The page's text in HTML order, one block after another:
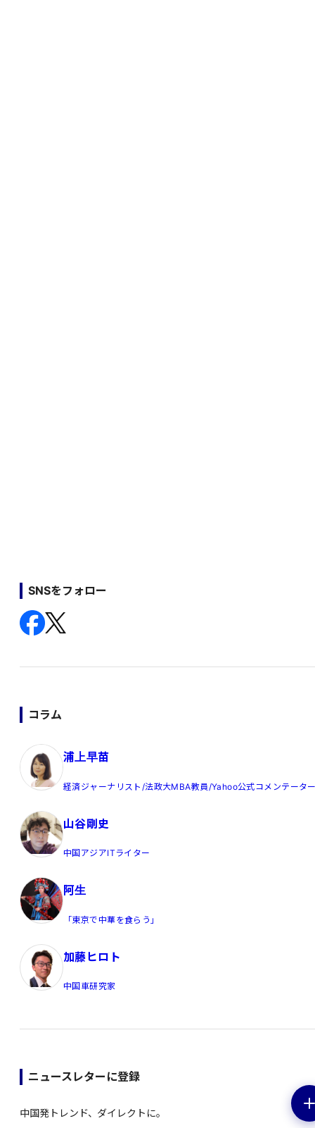
SNSをフォロー
コラム
浦上早苗
経済ジャーナリスト/法政大MBA教員/Yahoo公式コメンテータ
山谷剛史
中国アジアITライター
阿生
「東京で中華を食らう」
加藤ヒロト
中国車研究家
ニュースレターに登録
中国発トレンド、ダイレクトに。